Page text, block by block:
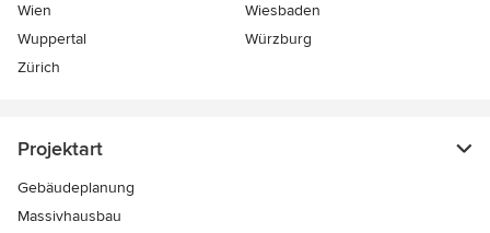
Wien
Wiesbaden
Wuppertal
Würzburg
Zürich
Projektart
Gebäudeplanung
Massivhausbau